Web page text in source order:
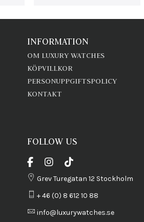
INFORMATION
OM LUXURY WATCHES
KÖPVILLKOR
PERSONUPPGIFTSPOLICY
KONTAKT
FOLLOW US
Grev Turegatan 12 Stockholm
+ 46 (0) 8 612 10 88
info@luxurywatches.se